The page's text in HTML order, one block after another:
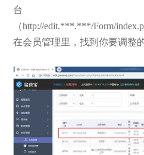
台
（http://edit.***.***/Form/
在会员管理里，找到你要调整